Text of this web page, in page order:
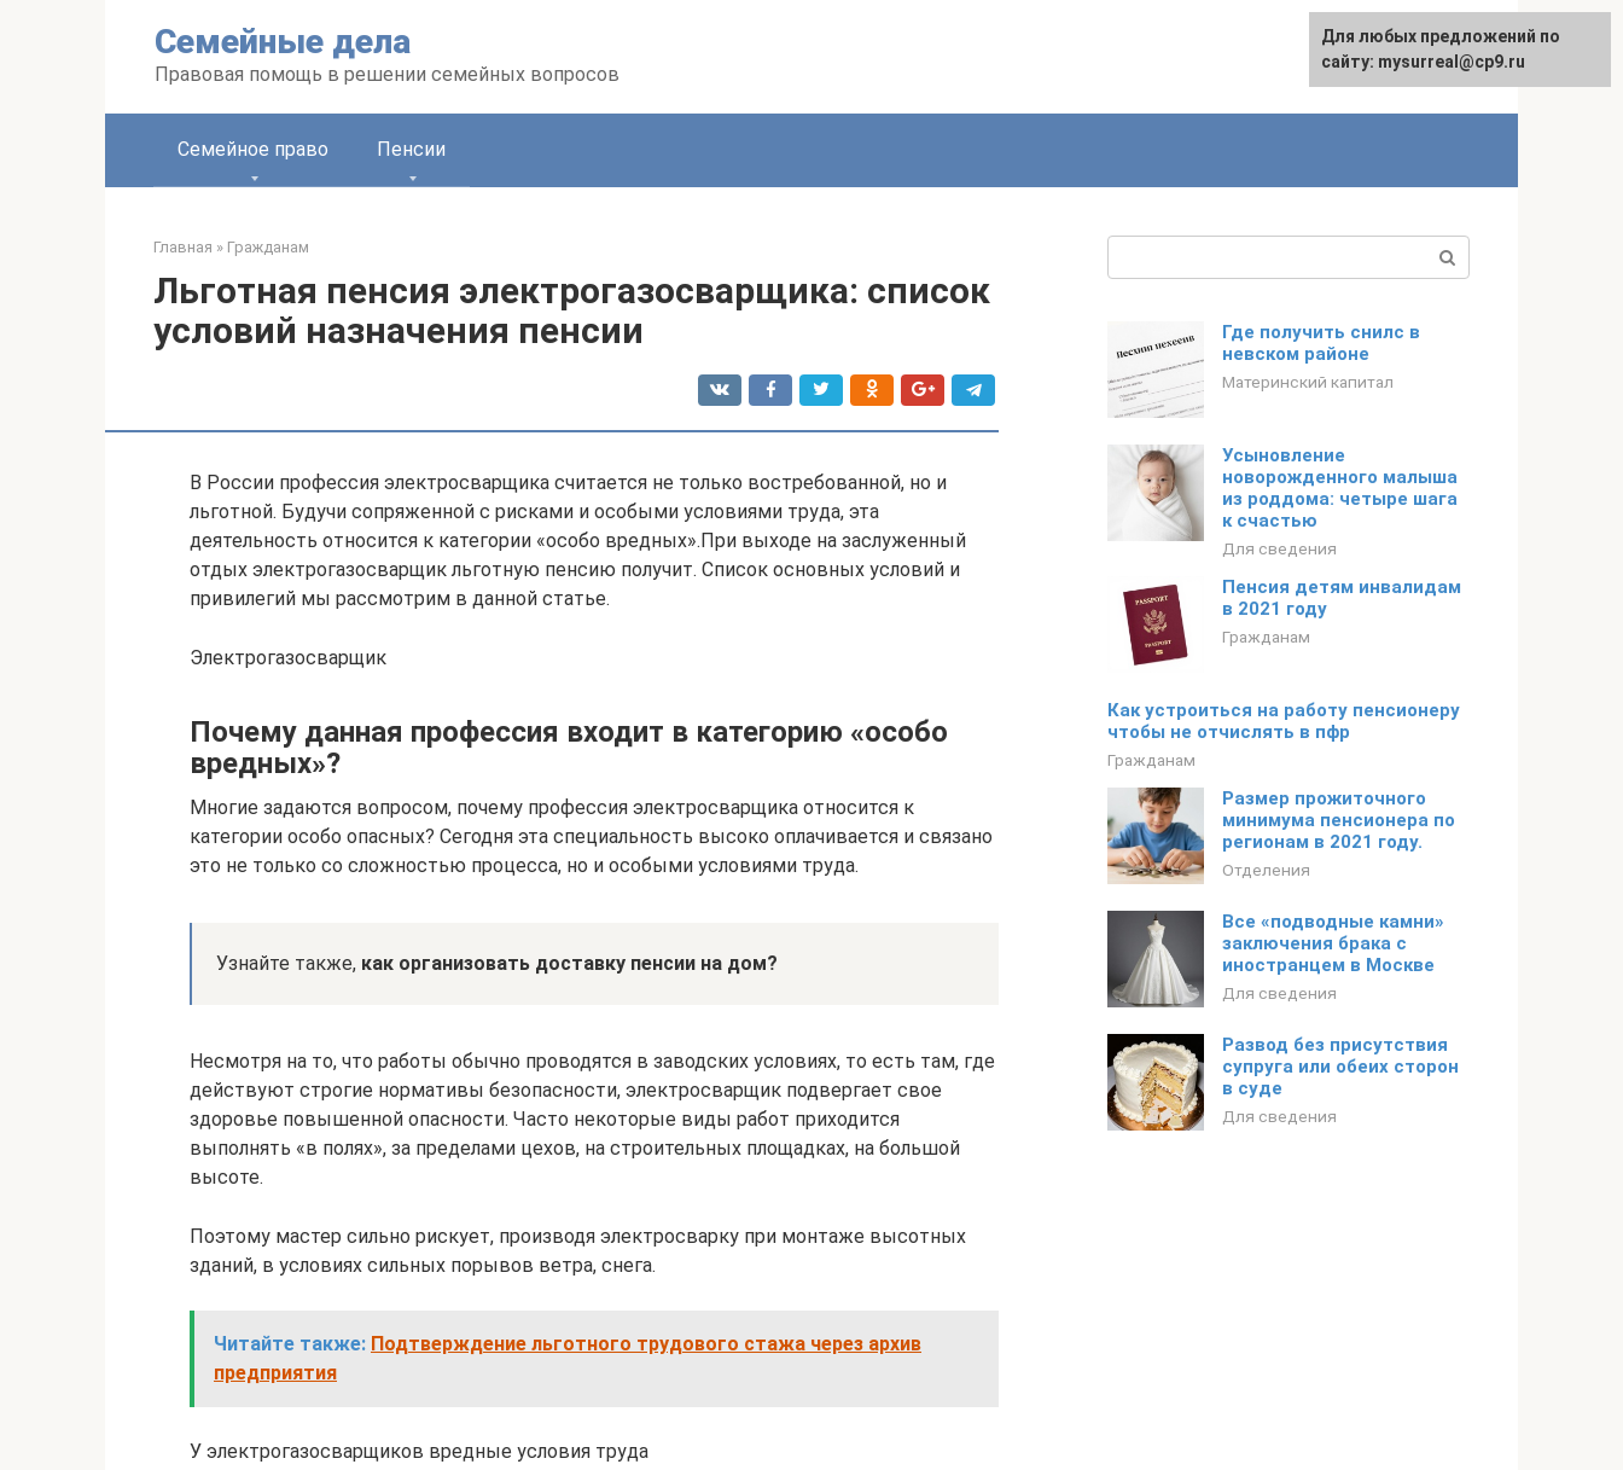
Семейные дела
Правовая помощь в решении семейных вопросов
Семейное право Пенсии
Главная » Гражданам
Льготная пенсия электрогазосварщика: список
условий назначения пенсии
В России профессия электросварщика считается не только востребованной, но и
льготной. Будучи сопряженной с рисками и особыми условиями труда, эта
деятельность относится к категории «особо вредных».При выходе на заслуженный
отдых электрогазосварщик льготную пенсию получит. Список основных условий и
привилегий мы рассмотрим в данной статье.
Электрогазосварщик
Почему данная профессия входит в категорию «особо
вредных»?
Многие задаются вопросом, почему профессия электросварщика относится к
категории особо опасных? Сегодня эта специальность высоко оплачивается и связано
это не только со сложностью процесса, но и особыми условиями труда.
Узнайте также, как организовать доставку пенсии на дом?
Несмотря на то, что работы обычно проводятся в заводских условиях, то есть там, где
действуют строгие нормативы безопасности, электросварщик подвергает свое
здоровье повышенной опасности. Часто некоторые виды работ приходится
выполнять «в полях», за пределами цехов, на строительных площадках, на большой
высоте.
Поэтому мастер сильно рискует, производя электросварку при монтаже высотных
зданий, в условиях сильных порывов ветра, снега.
Читайте также: Подтверждение льготного трудового стажа через архив
предприятия
У электрогазосварщиков вредные условия труда
Где получить снилс в
невском районе
Материнский капитал
Усыновление
новорожденного малыша
из роддома: четыре шага
к счастью
Для сведения
Пенсия детям инвалидам
в 2021 году
Гражданам
Как устроиться на работу пенсионеру
чтобы не отчислять в пфр
Гражданам
Размер прожиточного
минимума пенсионера по
регионам в 2021 году.
Отделения
Все «подводные камни»
заключения брака с
иностранцем в Москве
Для сведения
Развод без присутствия
супруга или обеих сторон
в суде
Для сведения
Для любых предложений по
сайту: mysurreal@cp9.ru